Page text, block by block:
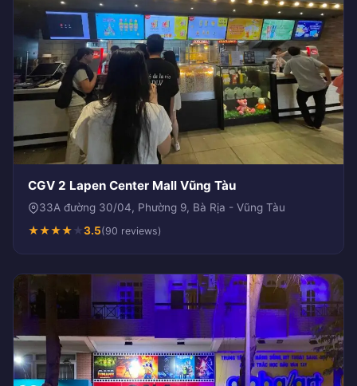
CGV 2 Lapen Center Mall Vũng Tàu
33A đường 30/04, Phường 9, Bà Rịa - Vũng Tàu
★★★★★3.5(90 reviews)